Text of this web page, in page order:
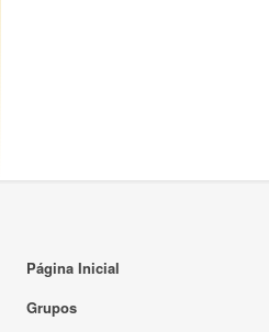
Página Inicial
Grupos